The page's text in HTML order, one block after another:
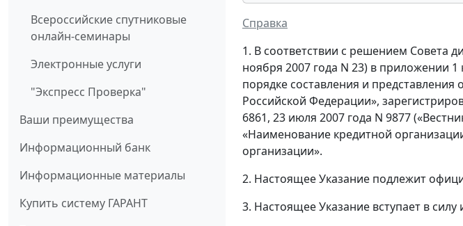
Всероссийские спутниковые
онлайн-семинары
Электронные услуги
"Экспресс Проверка"
Ваши преимущества
Информационный банк
Информационные материалы
Купить систему ГАРАНТ
Справка
1. В соответствии с решением Совета
ноября 2007 года N 23) в приложении
порядке составления и
Российской Федерации»,
6861, 23 июля 2007 года N 9877
«Наименование кредитной
организации».
2. Настоящее Указание подлежит
3. Настоящее Указание вступает в